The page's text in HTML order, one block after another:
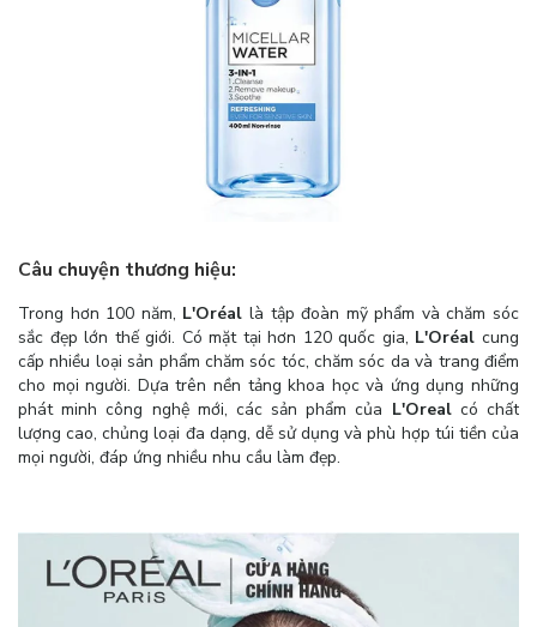
Câu chuyện thương hiệu:
Trong hơn 100 năm, L'Oréal là tập đoàn mỹ phẩm và chăm sóc
sắc đẹp lớn thế giới. Có mặt tại hơn 120 quốc gia, L'Oréalcung
cấp nhiều loại sản phẩm chăm sóc tóc, chăm sóc da và trang điểm
cho mọi người. Dựa trên nền tảng khoa học và ứng dụng những
phát minh công nghệ mới, các sản phẩm của L'Orealcó chất
lượng cao, chủng loại đa dạng, dễ sử dụng và phù hợp túi tiền của
mọi người, đáp ứng nhiều nhu cầu làm đẹp.